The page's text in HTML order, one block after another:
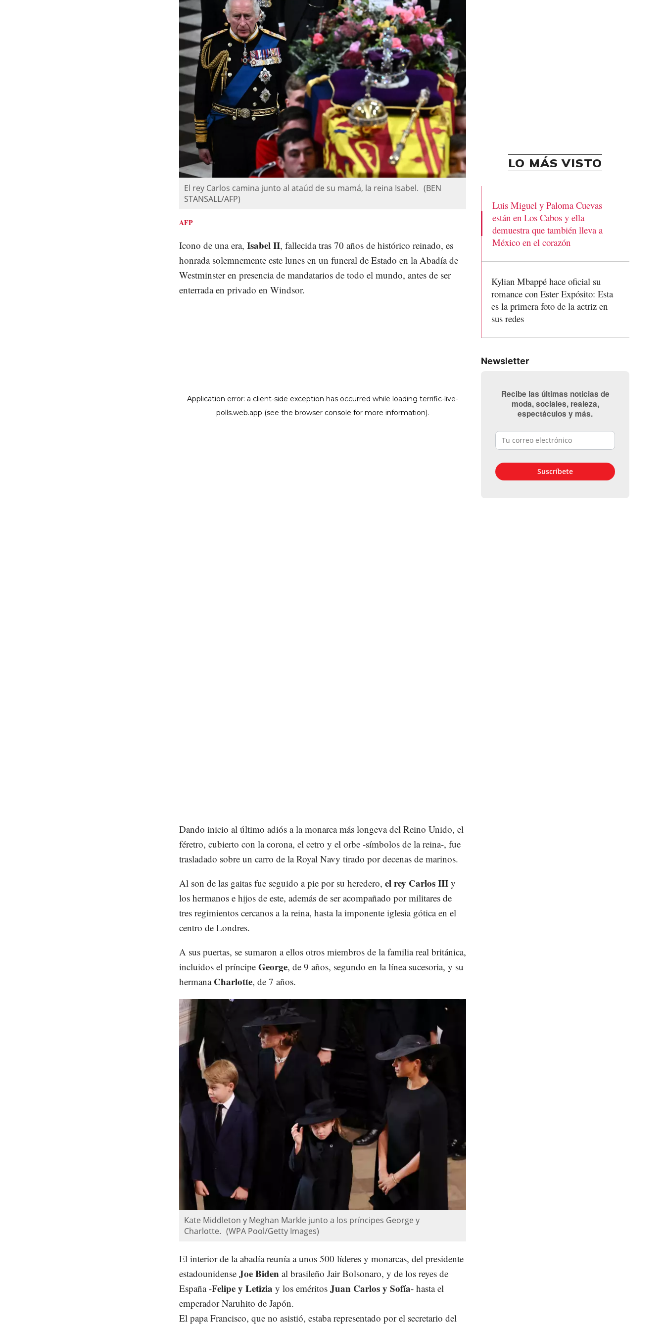
LO MÁS VISTO
Luis Miguel y Paloma Cuevas
están en Los Cabos y ella
demuestra que también lleva a
México en el corazón
Kylian Mbappé hace oficial su
romance con Ester Expósito: Esta
es la primera foto de la actriz en
sus redes
Newsletter
Recibe las últimas noticias de
moda, sociales, realeza,
espectáculos y más.
El rey Carlos camina junto al ataúd de su mamá, la reina Isabel. (BEN
STANSALL/AFP)
AFP
Icono de una era, Isabel II, fallecida tras 70 años de histórico reinado, es
honrada solemnemente este lunes en un funeral de Estado en la Abadía de
Westminster en presencia de mandatarios de todo el mundo, antes de ser
enterrada en privado en Windsor.
Dando inicio al último adiós a la monarca más longeva del Reino Unido, el
féretro, cubierto con la corona, el cetro y el orbe -símbolos de la reina-, fue
trasladado sobre un carro de la Royal Navy tirado por decenas de marinos.
Al son de las gaitas fue seguido a pie por su heredero, el rey Carlos III y
los hermanos e hijos de este, además de ser acompañado por militares de
tres regimientos cercanos a la reina, hasta la imponente iglesia gótica en el
centro de Londres.
A sus puertas, se sumaron a ellos otros miembros de la familia real británica,
incluidos el príncipe George, de 9 años, segundo en la línea sucesoria, y su
hermana Charlotte, de 7 años.
Kate Middleton y Meghan Markle junto a los príncipes George y
Charlotte. (WPA Pool/Getty Images)
El interior de la abadía reunía a unos 500 líderes y monarcas, del presidente
estadounidense Joe Biden al brasileño Jair Bolsonaro, y de los reyes de
España -Felipe y Letizia y los eméritos Juan Carlos y Sofía- hasta el
emperador Naruhito de Japón.
El papa Francisco, que no asistió, estaba representado por el secretario del